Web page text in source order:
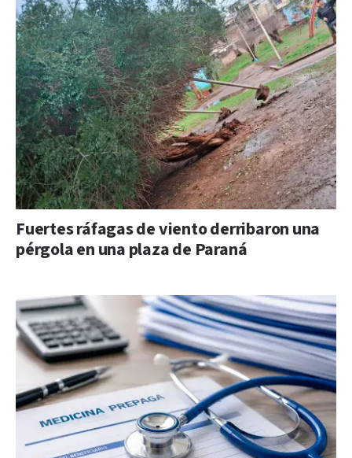
Fuertes ráfagas de viento derribaron una
pérgola en una plaza de Paraná